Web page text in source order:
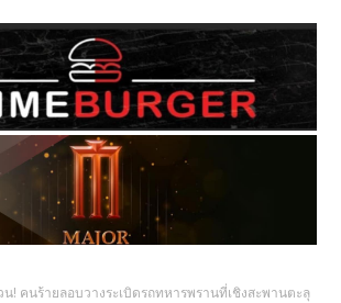
น! คนร้ายลอบวางระเบิดรถทหารพรานที่เชิงสะพานตะลุ